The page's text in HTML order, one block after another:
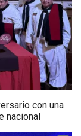
con una
nacional